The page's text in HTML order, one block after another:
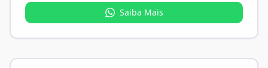
Saiba Mais